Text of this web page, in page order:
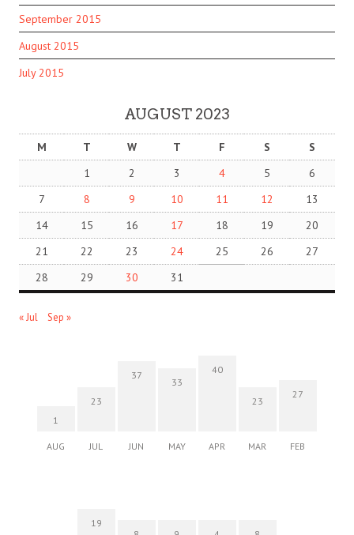
September 2015
August 2015
July 2015
AUGUST 2023
M T W T F S
S
1
2 3 4 5
6
7
8 9 10 11 12
13
14
15 16 17 18 19
20
21
22 23 24 25 26
27
28
29 30 31
« Jul Sep »
1
AUG
23
JUL
37
JUN
33
MAY
40
APR
23
MAR
27
FEB
19